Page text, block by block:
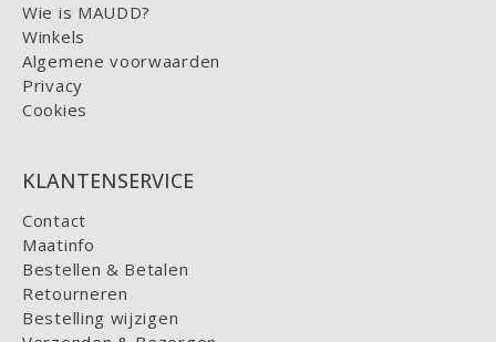
Wie is MAUDD?
Winkels
Algemene voorwaarden
Privacy
Cookies
KLANTENSERVICE
Contact
Maatinfo
Bestellen & Betalen
Retourneren
Bestelling wijzigen